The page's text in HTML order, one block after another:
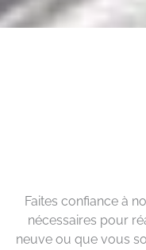
Faites confiance à
nécessaires pour
neuve ou que vous